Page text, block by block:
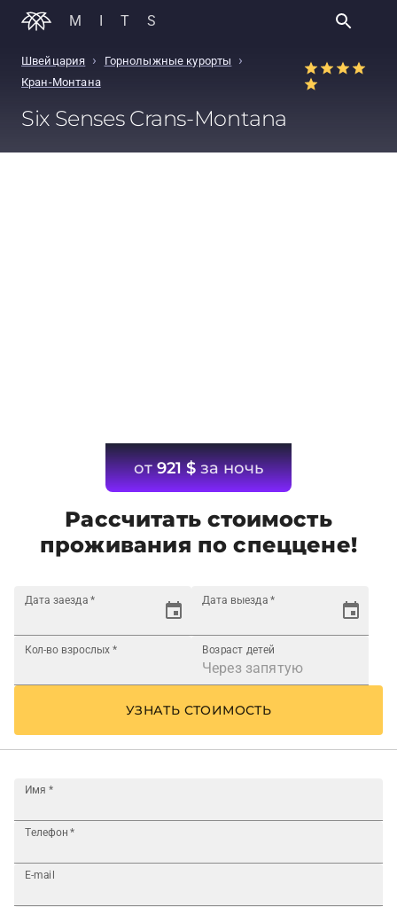
MITS
Швейцария › Горнолыжные курорты ›
Кран-Монтана
Six Senses Crans-Montana
от921 $за ночь
Рассчитать стоимость
проживания по спеццене!
Дата заезда * Дата выезда *
Кол-во взрослых * Возраст детей
УЗНАТЬ СТОИМОСТЬ
Имя *
Телефон *
E-mail